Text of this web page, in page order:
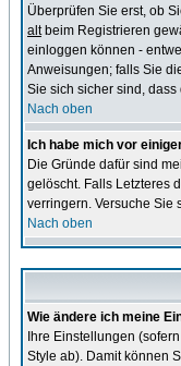
Überprüfen Sie erst, ob
altbeim Registrieren
einloggen können -
Anweisungen; falls Sie
Sie sich sicher sind,
Nach oben
Ich habe mich vor
Die Gründe dafür sind
gelöscht. Falls Letzteres
verringern. Versuche Sie
Nach oben
Wie ändere ich meine
Ihre Einstellungen
Style ab). Damit können